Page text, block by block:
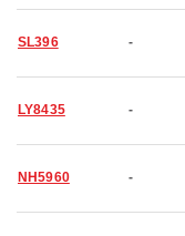
SL396 -
LY8435 -
NH5960 -